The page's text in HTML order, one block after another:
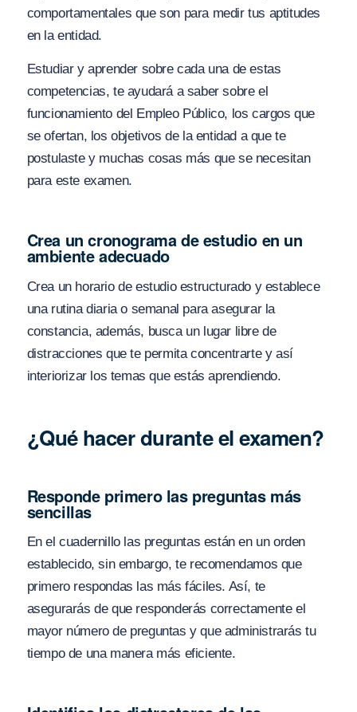
comportamentales que son para medir tus aptitudes
en la entidad.
Estudiar y aprender sobre cada una de estas
competencias, te ayudará a saber sobre el
funcionamiento del Empleo Público, los cargos que
se ofertan, los objetivos de la entidad a que te
postulaste y muchas cosas más que se necesitan
para este examen.
Crea un cronograma de estudio en un
ambiente adecuado
Crea un horario de estudio estructurado y establece
una rutina diaria o semanal para asegurar la
constancia, además, busca un lugar libre de
distracciones que te permita concentrarte y así
interiorizar los temas que estás aprendiendo.
¿Qué hacer durante el examen?
Responde primero las preguntas más
sencillas
En el cuadernillo las preguntas están en un orden
establecido, sin embargo, te recomendamos que
primero respondas las más fáciles. Así, te
asegurarás de que responderás correctamente el
mayor número de preguntas y que administrarás tu
tiempo de una manera más eficiente.